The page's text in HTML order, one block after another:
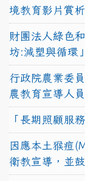
境教育影片賞
財團法人綠色
坊:減塑與循環」
行政院農業委
農教育宣導人
「長期照顧服
因應本土猴痘
衛教宣導，並